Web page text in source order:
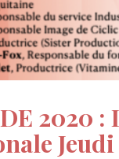
2020
Jeudi